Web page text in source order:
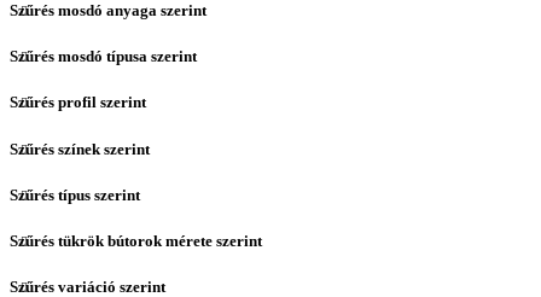
Szűrés mosdó anyaga szerint
Szűrés mosdó típusa szerint
Szűrés profil szerint
Szűrés színek szerint
Szűrés típus szerint
Szűrés tükrök bútorok mérete szerint
Szűrés variáció szerint